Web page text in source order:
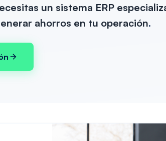
un sistema ERP
ahorros en tu operación.